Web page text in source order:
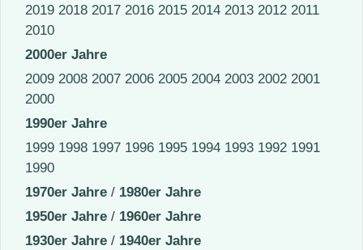
2019 2018 2017 2016 2015 2014 2013 2012 2011
2010
2000er Jahre
2009 2008 2007 2006 2005 2004 2003 2002 2001
2000
1990er Jahre
1999 1998 1997 1996 1995 1994 1993 1992 1991
1990
1970er Jahre / 1980er Jahre
1950er Jahre / 1960er Jahre
1930er Jahre / 1940er Jahre